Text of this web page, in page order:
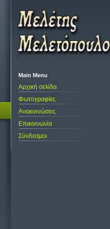
Main Menu
Αρχική σελίδα
Φωτογραφίες
Ανακοινώσεις
Επικοινωνία
Σύνδεσμοι